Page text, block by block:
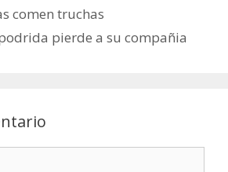
comen truchas
pierde a su compañia